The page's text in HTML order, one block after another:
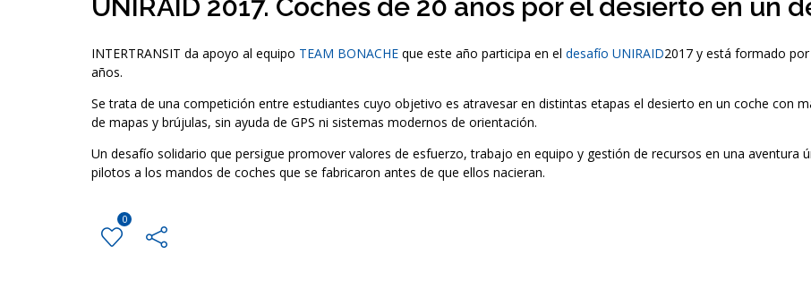
UNIRAID 2017. Coches de 20 años por el desierto en un
INTERTRANSIT da apoyo al equipo TEAM BONACHE que este año participa en el desafío UNIRAID2017 y está formado
años.
Se trata de una competición entre estudiantes cuyo objetivo es atravesar en distintas etapas el desierto en un coche con
de mapas y brújulas, sin ayuda de GPS ni sistemas modernos de orientación.
Un desafío solidario que persigue promover valores de esfuerzo, trabajo en equipo y gestión de recursos en una aventura
pilotos a los mandos de coches que se fabricaron antes de que ellos nacieran.
0